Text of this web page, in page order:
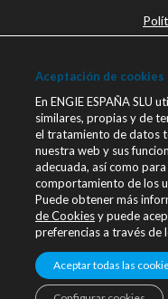
Aceptación de cookies
En ENGIE ESPAÑA SLU
similares, propias y de
el tratamiento de datos
nuestra web y sus
adecuada, así como
comportamiento de los
Puede obtener más
de Cookiesy puede
preferencias a través de
Aceptar todas las